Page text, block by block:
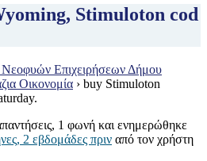
Stimuloton cod
Επιχειρήσεων Δήμου
Οικονομία › buy Stimuloton
1 φωνή και ενημερώθηκε
2 εβδομάδες πριν από τον χρήστη